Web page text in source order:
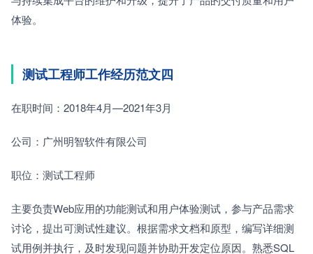
体验。
测试工程师工作经历范文四
在职时间：2018年4月—2021年3月
公司：广州明智软件有限公司
职位：测试工程师
主要负责Web应用的功能测试和用户体验测试，参与产品需求
讨论，提出可测试性建议。根据需求文档和原型，编写详细测
试用例并执行，及时发现问题并协助开发定位原因。熟悉SQL